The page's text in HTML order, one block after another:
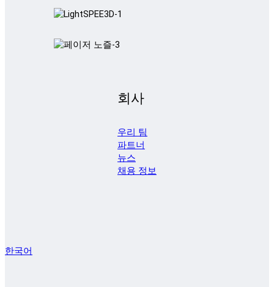
회사
우리 팀
파트너
뉴스
채용 정보
한국어